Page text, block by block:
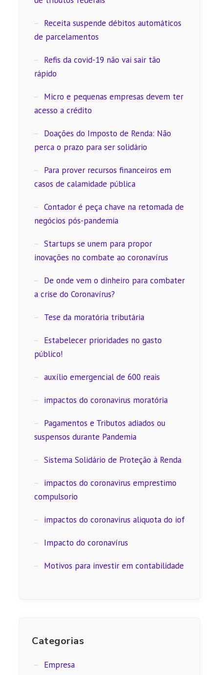
Receita suspende débitos automáticos
de parcelamentos
Refis da covid-19 não vai sair tão
rápido
Micro e pequenas empresas devem ter
acesso a crédito
Doações do Imposto de Renda: Não
perca o prazo para ser solidário
Para prover recursos financeiros em
casos de calamidade pública
Contador é peça chave na retomada de
negócios pós-pandemia
Startups se unem para propor
inovações no combate ao coronavírus
De onde vem o dinheiro para combater
a crise do Coronavírus?
Tese da moratória tributária
Estabelecer prioridades no gasto
público!
auxílio emergencial de 600 reais
impactos do coronavirus moratória
Pagamentos e Tributos adiados ou
suspensos durante Pandemia
Sistema Solidário de Proteção à Renda
impactos do coronavirus emprestimo
compulsorio
impactos do coronavirus aliquota do iof
Impacto do coronavírus
Motivos para investir em contabilidade
Categorias
Empresa